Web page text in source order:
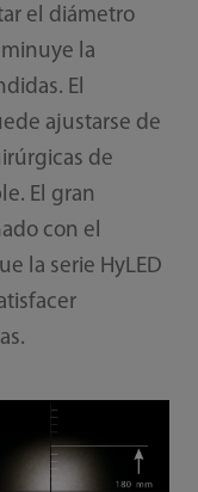
el diámetro
la
El
ajustarse de
de
El gran
con el
la serie HyLED